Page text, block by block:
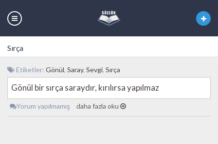
Sırça
Etiketler: Gönül, Saray, Sevgi, Sırça
Gönül bir sırça saraydır, kırılırsa yapılmaz
Yorum yapılmamış daha fazla oku